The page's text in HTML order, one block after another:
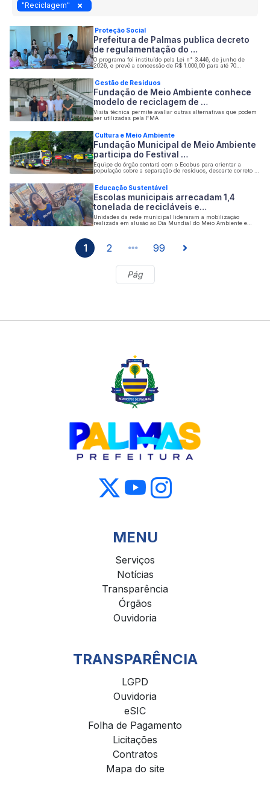
"Reciclagem"
Proteção Social
Prefeitura de Palmas publica decreto
de regulamentação do …
O programa foi instituído pela Lei n° 3.446, de junho de
2026, e prevê a concessão de R$ 1.000,00 para até 70
Gestão de Resíduos
Fundação de Meio Ambiente conhece
modelo de reciclagem de …
Visita técnica permite avaliar outras alternativas que podem
ser utilizadas pela FMA
Cultura e Meio Ambiente
Fundação Municipal de Meio Ambiente
participa do Festival …
Equipe do órgão contará com o Ecobus para orientar a
população sobre a separação de resíduos, descarte correto e
Educação Sustentável
Escolas municipais arrecadam 1,4
tonelada de recicláveis e…
Unidades da rede municipal lideraram a mobilização
realizada em alusão ao Dia Mundial do Meio Ambiente e
1 2 99
MENU
Serviços
Notícias
Transparência
Órgãos
Ouvidoria
TRANSPARÊNCIA
LGPD
Ouvidoria
eSIC
Folha de Pagamento
Licitações
Contratos
Mapa do site